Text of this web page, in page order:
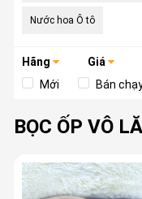
Nước hoa Ô tô
Hãng Giá
Mới
Bán
BỌC ỐP VÔ